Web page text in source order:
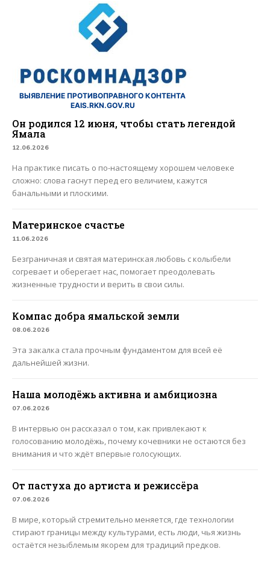
ВЫЯВЛЕНИЕ ПРОТИВОПРАВНОГО КОНТЕНТА
EAIS.RKN.GOV.RU
Он родился 12 июня, чтобы стать легендой
Ямала
12.06.2026
На практике писать о по-настоящему хорошем человеке
сложно: слова гаснут перед его величием, кажутся
банальными и плоскими.
Материнское счастье
11.06.2026
Безграничная и святая материнская любовь с колыбели
согревает и оберегает нас, помогает преодолевать
жизненные трудности и верить в свои силы.
Компас добра ямальской земли
08.06.2026
Эта закалка стала прочным фундаментом для всей её
дальнейшей жизни.
Наша молодёжь активна и амбициозна
07.06.2026
В интервью он рассказал о том, как привлекают к
голосованию молодёжь, почему кочевники не остаются без
внимания и что ждёт впервые голосующих.
От пастуха до артиста и режиссёра
07.06.2026
В мире, который стремительно меняется, где технологии
стирают границы между культурами, есть люди, чья жизнь
остаётся незыблемым якорем для традиций предков.